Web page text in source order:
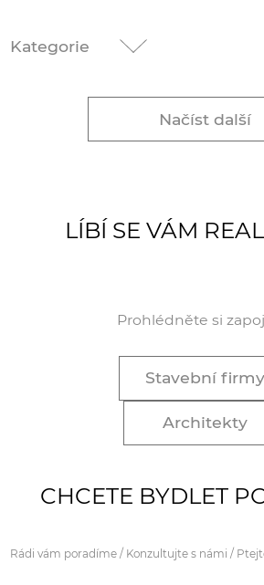
Kategorie
Načíst další
LÍBÍ SE VÁM
Prohlédněte si
Stavební firmy
Architekty
CHCETE BYDLET
Rádi vám poradíme / Konzultujte s námi /